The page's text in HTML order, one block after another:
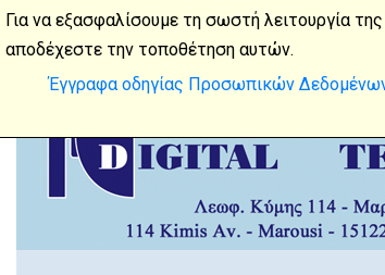
Λεωφόρος Κύμης 114,
Για να εξασφαλίσουμε τη σωστή λειτουργία
αποδέχεστε την τοποθέτηση αυτών.
Έγγραφα οδηγίας Προσωπικών